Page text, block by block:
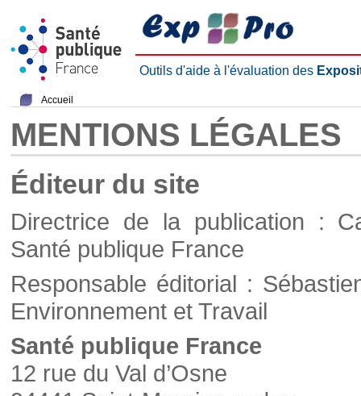
Outils d'aide à l'évaluation des
Accueil
MENTIONS LÉGALES
Éditeur du site
Directrice de la publication :
Santé publique France
Responsable éditorial :
Environnement et Travail
Santé publique France
12 rue du Val d’Osne